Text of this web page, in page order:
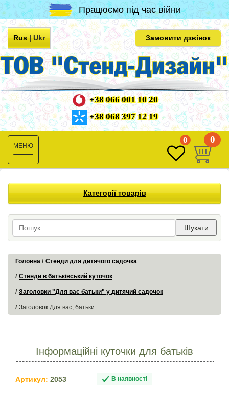
Працюємо під час війни
Rus|Ukr Замовити дзвінок
+38 066 001 10 20
+38 068 397 12 19
Toggle
navigation
0 0
Категорії товарів
Шукати
Головна Стенди для дитячого садочка
Стенди в батьківський куточок
Заголовки "Для вас батьки" у дитячий садочок
Заголовок Для вас, батьки
Інформаційні куточки для батьків
Артикул: 2053 В наявності